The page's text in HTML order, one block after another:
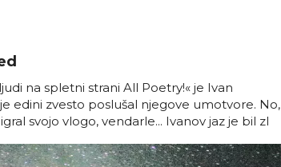
na spletni strani All Poetry!« je Ivan
edini zvesto poslušal njegove umotvore. No,
svojo vlogo, vendarle... Ivanov jaz je bil zl